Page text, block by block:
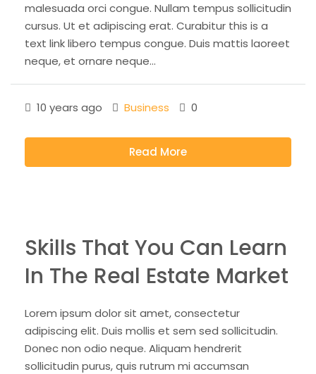
malesuada orci congue. Nullam tempus sollicitudin
cursus. Ut et adipiscing erat. Curabitur this is a
text link libero tempus congue. Duis mattis laoreet
neque, et ornare neque...
10 years ago Business 0
Read More
Skills That You Can Learn
In The Real Estate Market
Lorem ipsum dolor sit amet, consectetur
adipiscing elit. Duis mollis et sem sed sollicitudin.
Donec non odio neque. Aliquam hendrerit
sollicitudin purus, quis rutrum mi accumsan